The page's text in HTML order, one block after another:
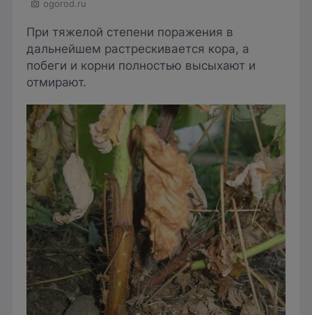
ogorod.ru
При тяжелой степени поражения в
дальнейшем растрескивается кора, а
побеги и корни полностью высыхают и
отмирают.